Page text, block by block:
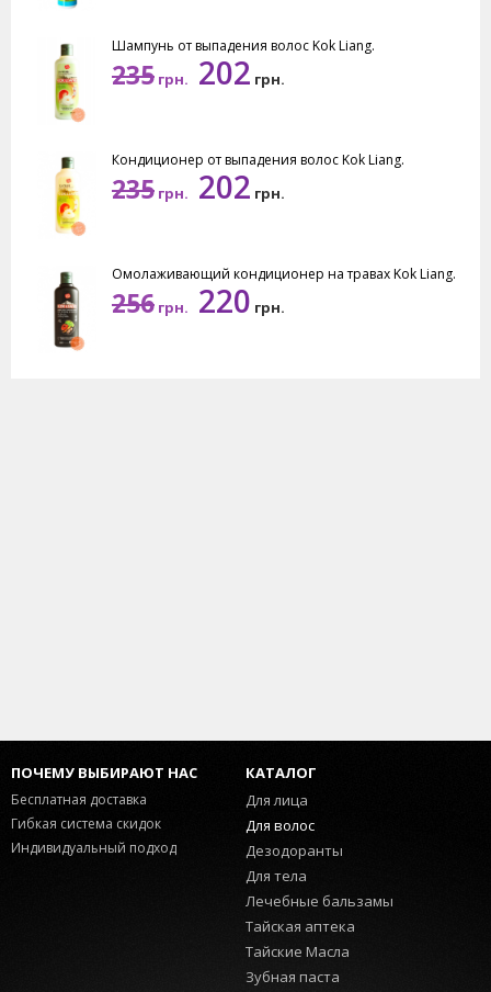
Шампунь от выпадения волос Kok Liang.
235 грн. 202 грн.
Кондиционер от выпадения волос Kok Liang.
235 грн. 202 грн.
Омолаживающий кондиционер на травах Kok Liang.
256 грн. 220 грн.
ПОЧЕМУ ВЫБИРАЮТ НАС
Бесплатная доставка
Гибкая система скидок
Индивидуальный подход
КАТАЛОГ
Для лица
Для волос
Дезодоранты
Для тела
Лечебные бальзамы
Тайская аптека
Тайские Масла
Зубная паста